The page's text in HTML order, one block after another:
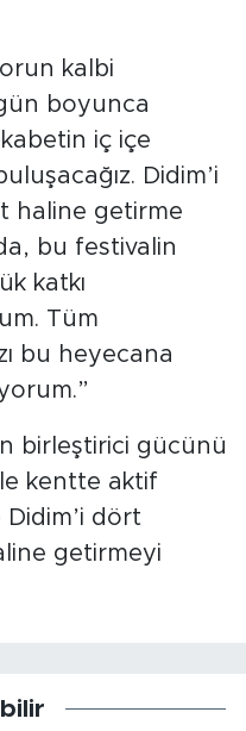
kalbi
boyunca
iç içe
Didim’i
haline getirme
bu festivalin
katkı
Tüm
bu heyecana
birleştirici gücünü
kentte aktif
Didim’i dört
getirmeyi